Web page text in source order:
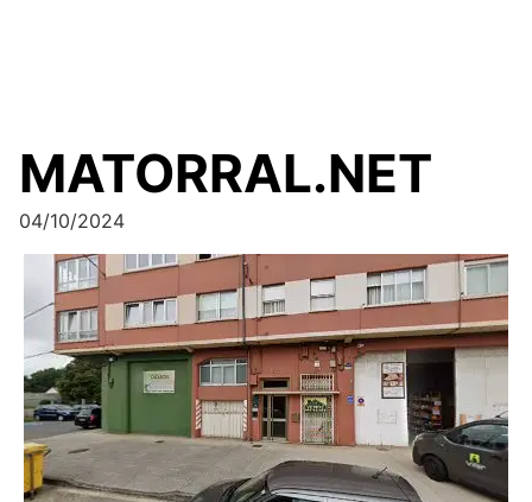
MATORRAL.NET
04/10/2024